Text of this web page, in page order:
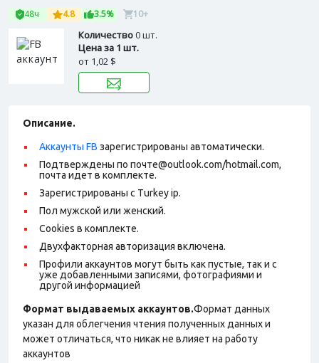
48ч 4.8 3.5% 10+
Количество0 шт.
Цена за 1 шт.
от 1,02 $
Описание.
Аккаунты FB зарегистрированы автоматически.
Подтверждены по почте@outlook.com/hotmail.com,
почта идет в комплекте.
Зарегистрированы с Turkey ip.
Пол мужской или женский.
Cookies в комплекте.
Двухфакторная авторизация включена.
Профили аккаунтов могут быть как пустые, так и с
уже добавленными записями, фотографиями и
другой информацией
Формат выдаваемых аккаунтов.Формат данных
указан для облегчения чтения полученных данных и
может отличаться, что никак не влияет на работу
аккаунтов